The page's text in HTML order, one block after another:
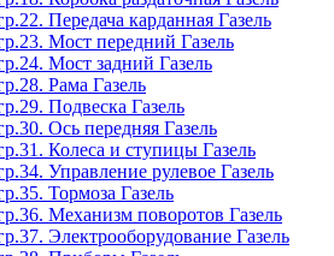
Передача карданная Газель
Мост передний Газель
Мост задний Газель
Рама Газель
Подвеска Газель
Ось передняя Газель
Колеса и ступицы Газель
Управление рулевое Газель
Тормоза Газель
Механизм поворотов Газель
Электрооборудование Газель